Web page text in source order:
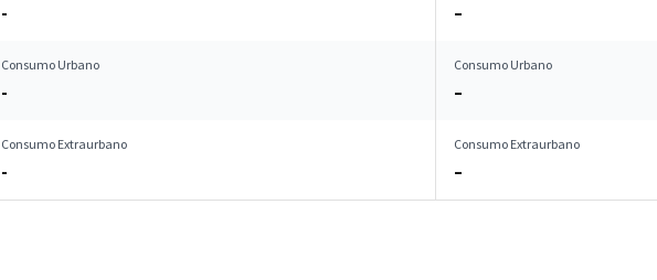
- –
Consumo Urbano
-
Consumo Urbano
–
Consumo Extraurbano
-
Consumo Extraurbano
–